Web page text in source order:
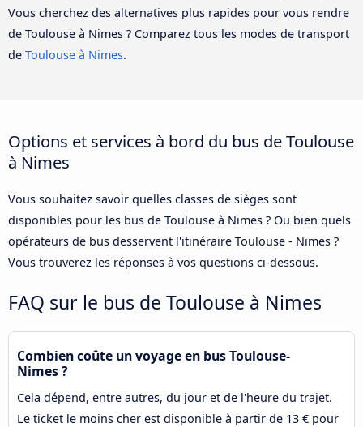
Vous cherchez des alternatives plus rapides pour vous rendre
de Toulouse à Nimes ? Comparez tous les modes de transport
de Toulouse à Nimes.
Options et services à bord du bus de Toulouse
à Nimes
Vous souhaitez savoir quelles classes de sièges sont
disponibles pour les bus de Toulouse à Nimes ? Ou bien quels
opérateurs de bus desservent l'itinéraire Toulouse - Nimes ?
Vous trouverez les réponses à vos questions ci-dessous.
FAQ sur le bus de Toulouse à Nimes
Combien coûte un voyage en bus Toulouse-
Nimes ?
Cela dépend, entre autres, du jour et de l'heure du trajet.
Le ticket le moins cher est disponible à partir de 13 € pour